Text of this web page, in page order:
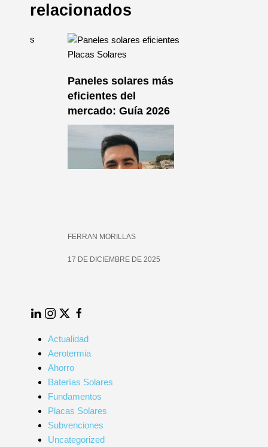
relacionados
Placas Solares
Paneles solares más
eficientes del
mercado: Guía 2026
FERRAN MORILLAS
17 DE DICIEMBRE DE 2025
LinkedInInstagram
TwitterFacebook
Actualidad
Aerotermia
Ahorro
Baterías Solares
Fundamentos
Placas Solares
Subvenciones
Uncategorized